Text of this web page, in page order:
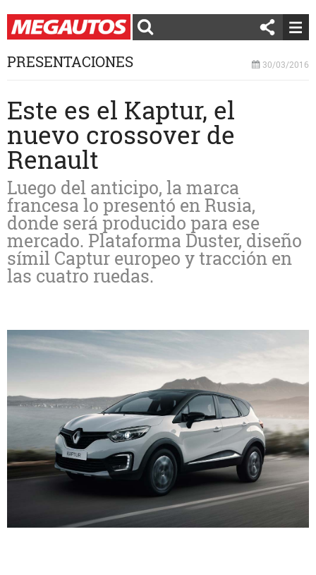
PRESENTACIONES 30/03/2016
Este es el Kaptur, el
nuevo crossover de
Renault
Luego del anticipo, la marca
francesa lo presentó en Rusia,
donde será producido para ese
mercado. Plataforma Duster, diseño
símil Captur europeo y tracción en
las cuatro ruedas.